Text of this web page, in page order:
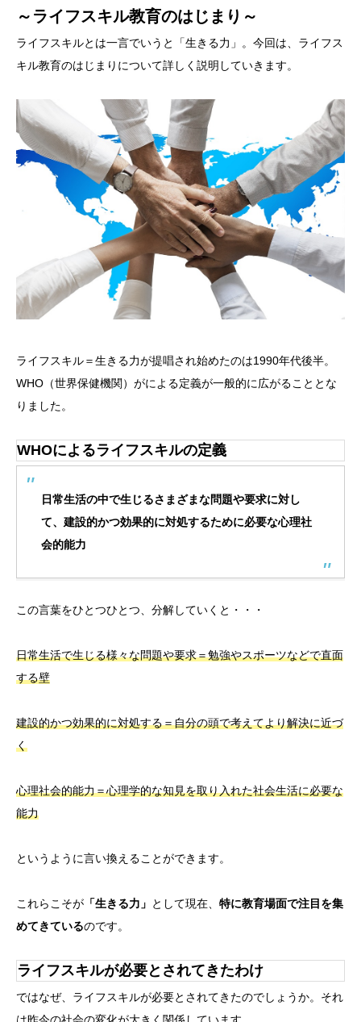
～ライフスキル教育のはじまり～
ライフスキルとは一言でいうと「生きる力」。今回は、ライフス
キル教育のはじまりについて詳しく説明していきます。
ライフスキル＝生きる力が提唱され始めたのは1990年代後半。
WHO（世界保健機関）がによる定義が一般的に広がることとな
りました。
WHOによるライフスキルの定義
日常生活の中で生じるさまざまな問題や要求に対し
て、建設的かつ効果的に対処するために必要な心理社
会的能力
この言葉をひとつひとつ、分解していくと・・・
日常生活で生じる様々な問題や要求＝勉強やスポーツなどで直面
する壁
建設的かつ効果的に対処する＝自分の頭で考えてより解決に近づ
く
心理社会的能力＝心理学的な知見を取り入れた社会生活に必要な
能力
というように言い換えることができます。
これらこそが 「生きる力」 として現在、 特に教育場面で注目を集
めてきているのです。
ライフスキルが必要とされてきたわけ
ではなぜ、ライフスキルが必要とされてきたのでしょうか。それ
は昨今の社会の変化が大きく関係しています。